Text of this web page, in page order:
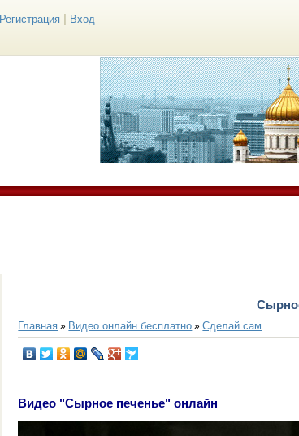
Регистрация Вход
Главная » Видео онлайн бесплатно »Сделай сам
Видео "Сырное печенье" онлайн